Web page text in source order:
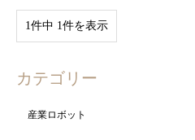
1件中 1件を表示
カテゴリー
産業ロボット